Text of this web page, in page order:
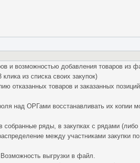
и возможностью добавления товаров из
из списка своих закупок)
отказанных товаров и заказанных
над ОРГами восстанавливать их копии
ряды, в закупках с рядами (либо
между участниками закупки
Возможность выгрузки в файл.